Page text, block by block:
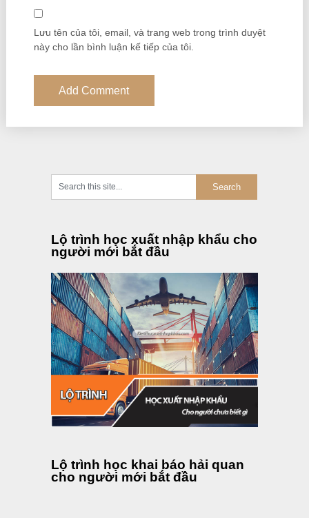
Lưu tên của tôi, email, và trang web trong trình duyệt
này cho lần bình luận kế tiếp của tôi.
Lộ trình học xuất nhập khẩu cho
người mới bắt đầu
Lộ trình học khai báo hải quan
cho người mới bắt đầu